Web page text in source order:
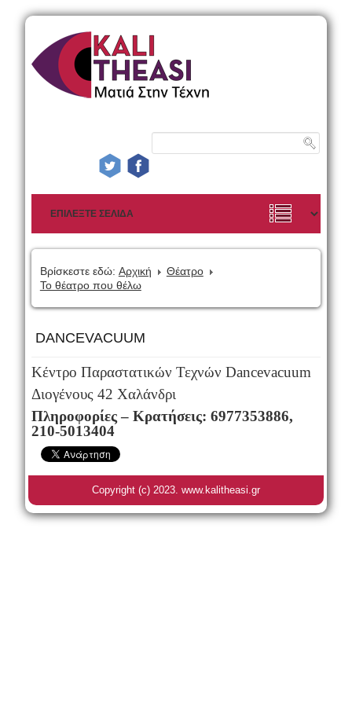
Βρίσκεστε εδώ: Αρχική
Θέατρο
Το θέατρο που θέλω
DANCEVACUUM
Κέντρο Παραστατικών Τεχνών Dancevacuum
Διογένους 42 Χαλάνδρι
Πληροφορίες – Κρατήσεις: 6977353886,
210-5013404
Copyright (c) 2023. www.kalitheasi.gr